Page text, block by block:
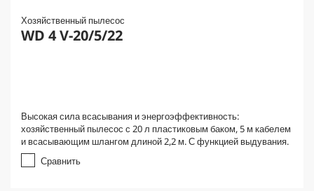
Хозяйственный пылесос
WD 4 V-20/5/22
Высокая сила всасывания и энергоэффективность:
хозяйственный пылесос с 20 л пластиковым баком, 5 м кабелем
и всасывающим шлангом длиной 2,2 м. С функцией выдувания.
Сравнить